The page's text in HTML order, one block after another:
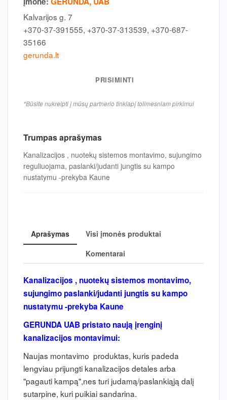
Kalvarijos g. 7
+370-37-391555, +370-37-313539, +370-687-
35166
gerunda.lt
PRISIMINTI
*Būsite nukreipti į mūsų partnerio tinklapį tolimesniam pirkimui
Trumpas aprašymas
Kanalizacijos , nuotekų sistemos montavimo, sujungimo
reguliuojama, paslanki/judanti jungtis su kampo
nustatymu -prekyba Kaune
Aprašymas
Visi įmonės produktai
Komentarai
Kanalizacijos , nuotekų sistemos montavimo,
sujungimo paslanki/judanti jungtis su kampo
nustatymu -prekyba Kaune
GERUNDA UAB pristato naują įrenginį
kanalizacijos montavimui:
Naujas montavimo produktas, kuris padeda
lengviau prijungti kanalizacijos detales arba
"pagauti kampą",nes turi judamą/paslankiąją dalį
sutarpine, kuri puikiai sandarina.